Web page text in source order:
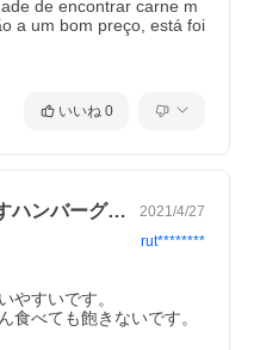
de encontrar carne m
a um bom preço, está foi
いいね 0
赤身たっぷりで美味しいですハンバーグを… 2021/4/27
rut********
やすいです。
食べても飽きないです。